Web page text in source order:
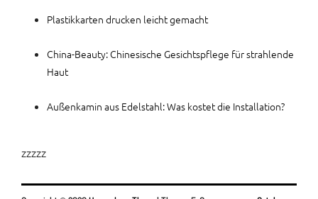
Plastikkarten drucken leicht gemacht
China-Beauty: Chinesische Gesichtspflege für strahlende
Haut
Außenkamin aus Edelstahl: Was kostet die Installation?
zzzzz